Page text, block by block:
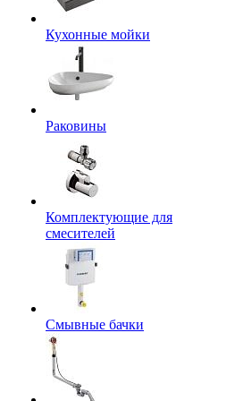
Кухонные мойки
Раковины
Комплектующие для
смесителей
Смывные бачки